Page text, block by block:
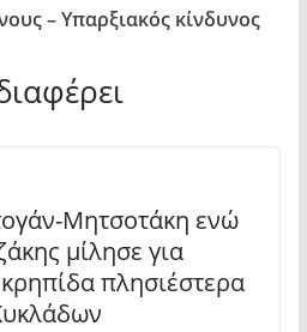
– Υπαρξιακός κίνδυνος
Μητσοτάκη ενώ
μίλησε για
πλησιέστερα